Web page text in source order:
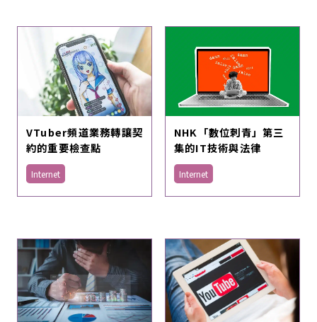
VTuber頻道業務轉讓契
約的重要檢查點
Internet
NHK「數位刺青」第三
集的IT技術與法律
Internet